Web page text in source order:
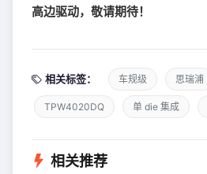
高边驱动，敬请期待！
相关标签： 车规级 思瑞浦
TPW4020DQ 单 die 集成
相关推荐